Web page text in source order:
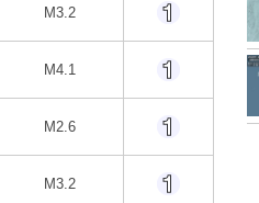
M3.2
M4.1
M2.6
M3.2